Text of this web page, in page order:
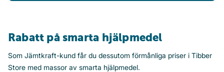
Rabatt på smarta hjälpmedel
Som Jämtkraft-kund får du dessutom förmånliga priser i Tibber
Store med massor av smarta hjälpmedel.